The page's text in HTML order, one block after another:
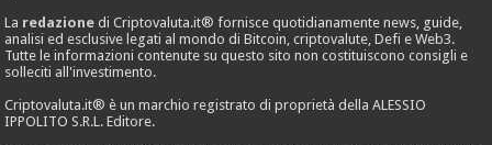
La redazione di Criptovaluta.it® fornisce quotidianamente news, guide,
analisi ed esclusive legati al mondo di Bitcoin, criptovalute, Defi e Web3.
Tutte le informazioni contenute su questo sito non costituiscono consigli e
solleciti all'investimento.
Criptovaluta.it® è un marchio registrato di proprietà della ALESSIO
IPPOLITO S.R.L. Editore.